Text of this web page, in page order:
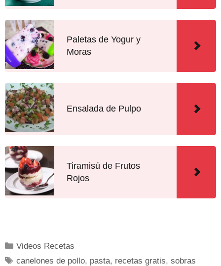
Paletas de Yogur y
Moras
Ensalada de Pulpo
Tiramisú de Frutos
Rojos
Videos Recetas
canelones de pollo, pasta, recetas gratis,sobras